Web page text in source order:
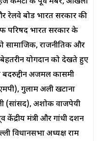
बोर्ड भारत सरकार की
परिषद भारत सरकार के
सामाजिक, राजनीतिक और
योगदान को देखते हुए
बदरुद्दीन अजमल कासमी
गुलाम अली खटाना
(सांसद), अशोक वाजपेयी
मंत्री और गांधी दर्शन
विधानसभा अध्यक्ष राम